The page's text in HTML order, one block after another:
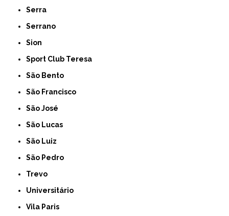
Serra
Serrano
Sion
Sport Club Teresa
São Bento
São Francisco
São José
São Lucas
São Luiz
São Pedro
Trevo
Universitário
Vila Paris